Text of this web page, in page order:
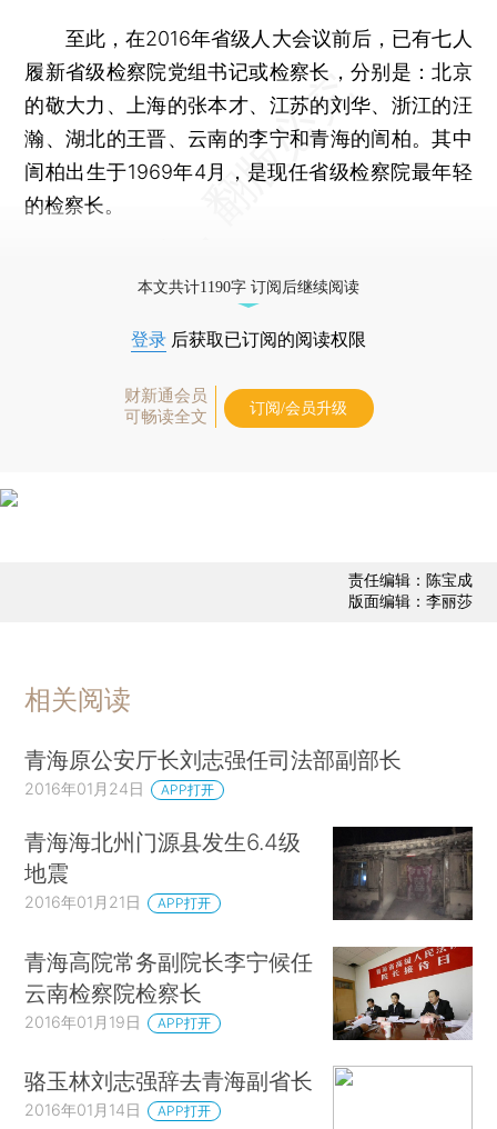
至此，在2016年省级人大会议前后，已有七人
履新省级检察院党组书记或检察长，分别是：北京
的敬大力、上海的张本才、江苏的刘华、浙江的汪
瀚、湖北的王晋、云南的李宁和青海的訚柏。其中
訚柏出生于1969年4月，是现任省级检察院最年轻
的检察长。
本文共计1190字 订阅后继续阅读
登录 后获取已订阅的阅读权限
财新通会员
可畅读全文
订阅/会员升级
责任编辑：陈宝成
版面编辑：李丽莎
相关阅读
青海原公安厅长刘志强任司法部副部长
2016年01月24日 APP打开
青海海北州门源县发生6.4级
地震
2016年01月21日 APP打开
青海高院常务副院长李宁候任
云南检察院检察长
2016年01月19日 APP打开
骆玉林刘志强辞去青海副省长
2016年01月14日 APP打开